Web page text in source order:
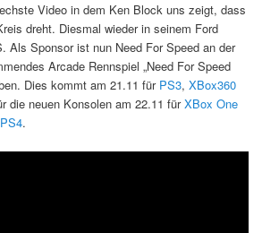
Video in dem Ken Block uns zeigt, dass
dreht. Diesmal wieder in seinem Ford
Als Sponsor ist nun Need For Speed an der
Arcade Rennspiel „Need For Speed
Dies kommt am 21.11 für PS3,XBox360
die neuen Konsolen am 22.11 fürXBox One
PS4.